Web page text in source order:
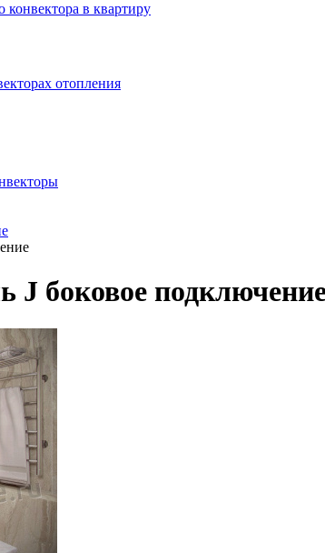
в квартиру
отопления
J боковое